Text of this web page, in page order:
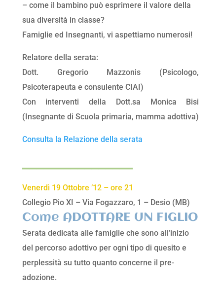
– come il bambino può esprimere il valore della
sua diversità in classe?
Famiglie ed Insegnanti, vi aspettiamo numerosi!
Relatore della serata:
Dott. Gregorio Mazzonis (Psicologo,
Psicoterapeuta e consulente CIAI)
Con interventi della Dott.sa Monica Bisi
(Insegnante di Scuola primaria, mamma adottiva)
Consulta la Relazione della serata
Venerdì 19 Ottobre ’12 – ore 21
Collegio Pio XI – Via Fogazzaro, 1 – Desio (MB)
Come ADOTTARE UN FIGLIO
Serata dedicata alle famiglie che sono all’inizio
del percorso adottivo per ogni tipo di quesito e
perplessità su tutto quanto concerne il pre-
adozione.